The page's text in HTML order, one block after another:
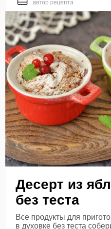
автор рецепта
Десерт из
без теста
Все продукты для
в духовке без теста